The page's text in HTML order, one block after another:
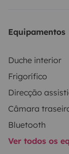
Equipamentos
Duche interior
Frigorífico
Direcção
Câmara
Bluetooth
Ver todos os